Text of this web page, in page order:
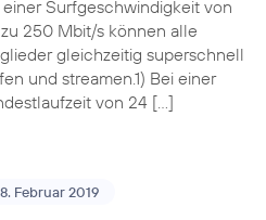
einer Surfgeschwindigkeit von
250 Mbit/s können alle
gleichzeitig superschnell
und streamen.1) Bei einer
von 24 […]
Februar 2019